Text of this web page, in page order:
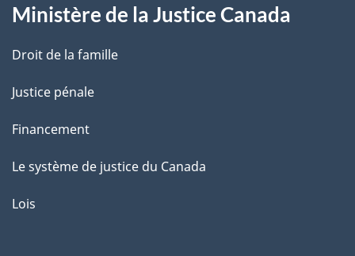
e
Ministère de la Justice Canada
Droit de la famille
Justice pénale
Financement
Le système de justice du Canada
Lois